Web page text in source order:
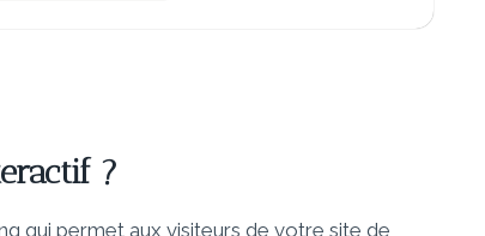
?
qui permet aux visiteurs de votre site de